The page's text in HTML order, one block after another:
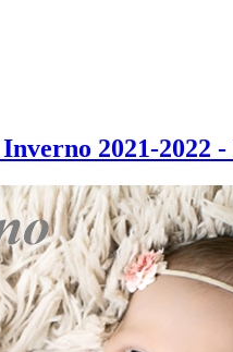
2021-2022